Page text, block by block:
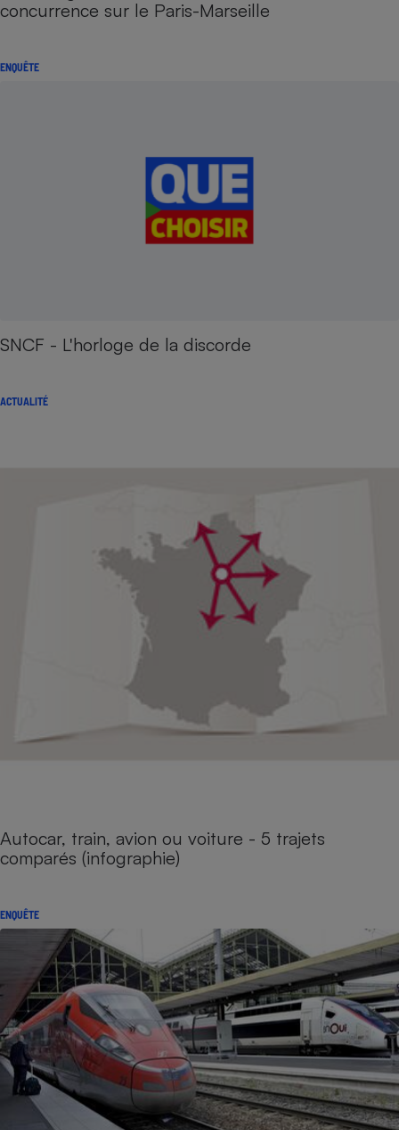
concurrence sur le Paris-Marseille
ENQUÊTE
SNCF - L'horloge de la discorde
ACTUALITÉ
Autocar, train, avion ou voiture - 5 trajets
comparés (infographie)
ENQUÊTE